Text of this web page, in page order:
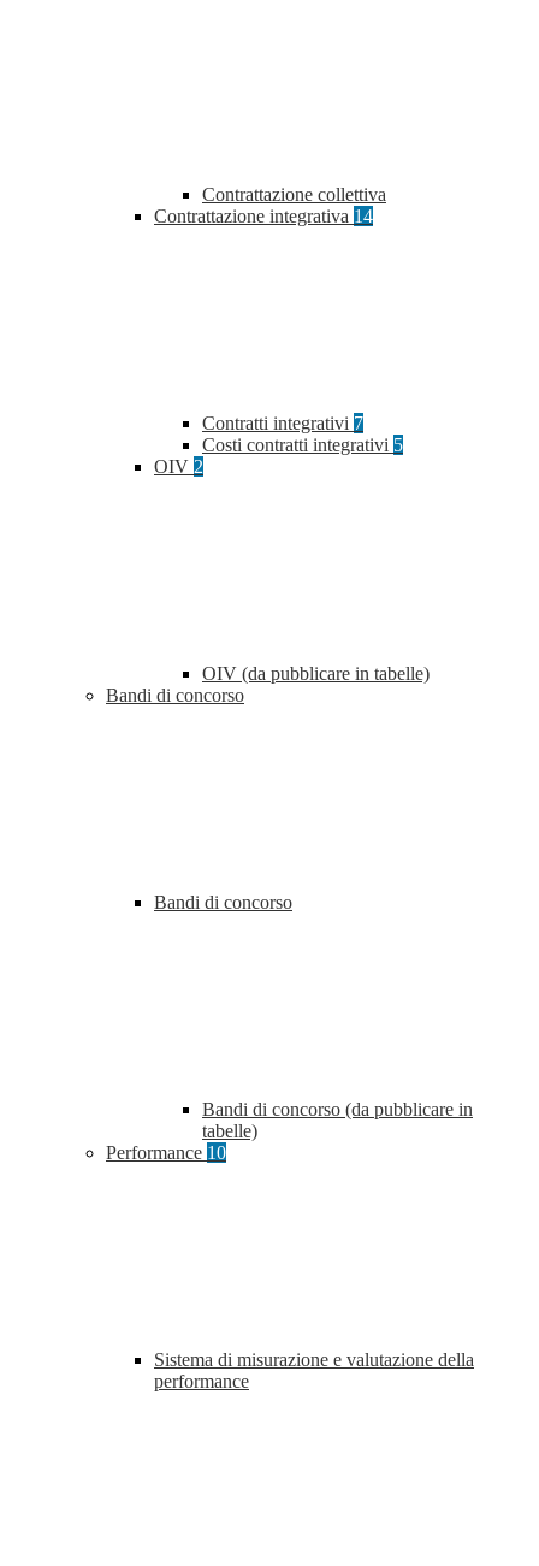
Contrattazione collettiva
Contrattazione integrativa 14
Contratti integrativi 7
Costi contratti integrativi 5
OIV 2
OIV (da pubblicare in tabelle)
Bandi di concorso
Bandi di concorso
Bandi di concorso (da pubblicare in
tabelle)
Performance 10
Sistema di misurazione e valutazione della
performance